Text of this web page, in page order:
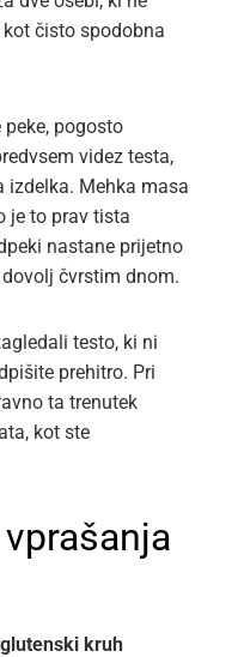
čisto spodobna
pogosto
videz testa,
izdelka. Mehka masa
je to prav tista
nastane prijetno
čvrstim dnom.
testo, ki ni
prehitro. Pri
ta trenutek
kot ste
kruh